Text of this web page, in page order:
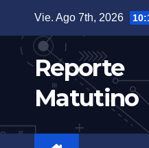
contenido
Vie. Ago 7th, 2026
Reporte
Matutino